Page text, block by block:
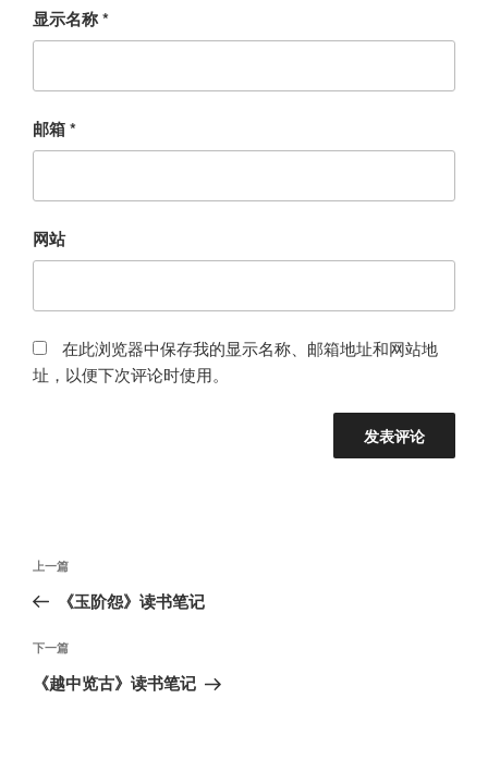
显示名称*
邮箱*
网站
在此浏览器中保存我的显示名称、邮箱地址和网站地
址，以便下次评论时使用。
文
导
航
上
一
文
章
上一篇
《玉阶怨》读书笔记
下
一
下一篇
《越中览古》读书笔记